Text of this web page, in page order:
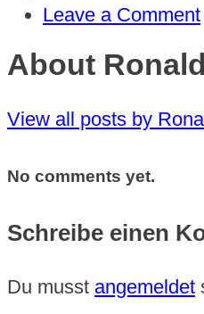
Leave a Comment
About
View all posts by
No comments yet.
Schreibe einen
Du musst angemeldet